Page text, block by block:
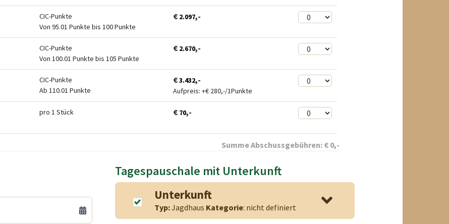
CIC-Punkte
Von 95.01 Punkte bis 100 Punkte
€ 2.097,-
CIC-Punkte
Von 100.01 Punkte bis 105 Punkte
€ 2.670,-
CIC-Punkte
Ab 110.01 Punkte
€3.432,-
Aufpreis: +€280,-/1Punkte
pro 1 Stück € 70,-
Summe Abschussgebühren: € 0,-
Tagespauschale mit Unterkunft
Unterkunft
Typ:Jagdhaus Kategorie: nicht definiert